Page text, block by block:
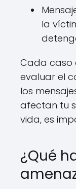
la
Cada caso
evaluar el
los
afectan tu
vida, es
¿Qué